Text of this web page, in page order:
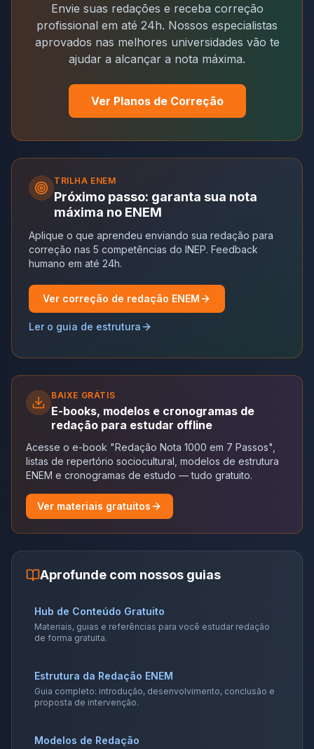
Envie suas redações e receba correção
profissional em até 24h. Nossos especialistas
aprovados nas melhores universidades vão te
ajudar a alcançar a nota máxima.
Ver Planos de Correção
TRILHA ENEM
Próximo passo: garanta sua nota
máxima no ENEM
Aplique o que aprendeu enviando sua redação para
correção nas 5 competências do INEP. Feedback
humano em até 24h.
Ver correção de redação ENEM
Ler o guia de estrutura
BAIXE GRÁTIS
E-books, modelos e cronogramas de
redação para estudar offline
Acesse o e-book "Redação Nota 1000 em 7 Passos",
listas de repertório sociocultural, modelos de estrutura
ENEM e cronogramas de estudo — tudo gratuito.
Ver materiais gratuitos
Aprofunde com nossos guias
Hub de Conteúdo Gratuito
Materiais, guias e referências para você estudar redação
de forma gratuita.
Estrutura da Redação ENEM
Guia completo: introdução, desenvolvimento, conclusão e
proposta de intervenção.
Modelos de Redação